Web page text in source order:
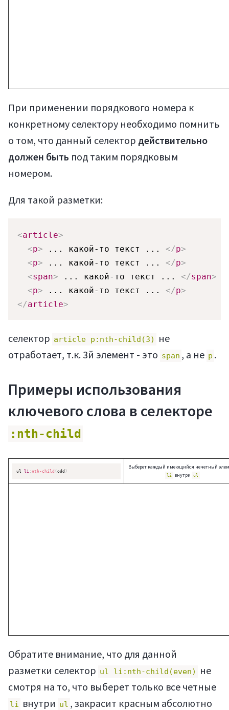
При применении порядкового номера к
конкретному селектору необходимо помнить
о том, что данный селектор действительно
должен быть под таким порядковым
номером.
Для такой разметки:
<article>
<p> ... какой-то текст ... </p>
<p> ... какой-то текст ... </p>
<span> ... какой-то текст ... </span>
<p> ... какой-то текст ... </p>
</article>
селектор article p:nth-child(3)
не
отработает, т.к. 3й элемент - это span , а не p .
Примеры использования
ключевого слова в селекторе
:nth-child
ul li : nth-child ( odd )
Выберет каждый имеющийся нечетный
li внутри ul
Обратите внимание, что для данной
разметки селектор ul li:nth-child(even)
не
смотря на то, что выберет только все четные
li внутри ul , закрасит красным абсолютно